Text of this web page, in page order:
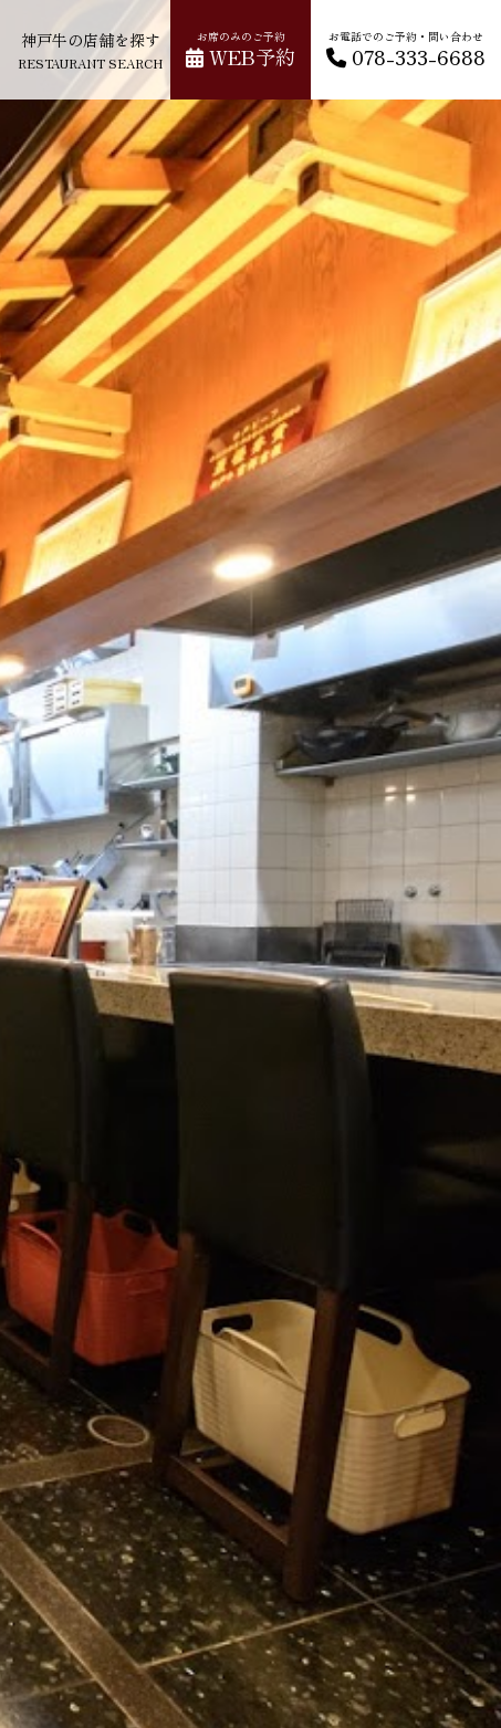
神戸牛の店舗を探す
RESTAURANT SEARCH
お席のみのご予約
WEB予約
お電話でのご予約・問い合わせ
078-333-6688